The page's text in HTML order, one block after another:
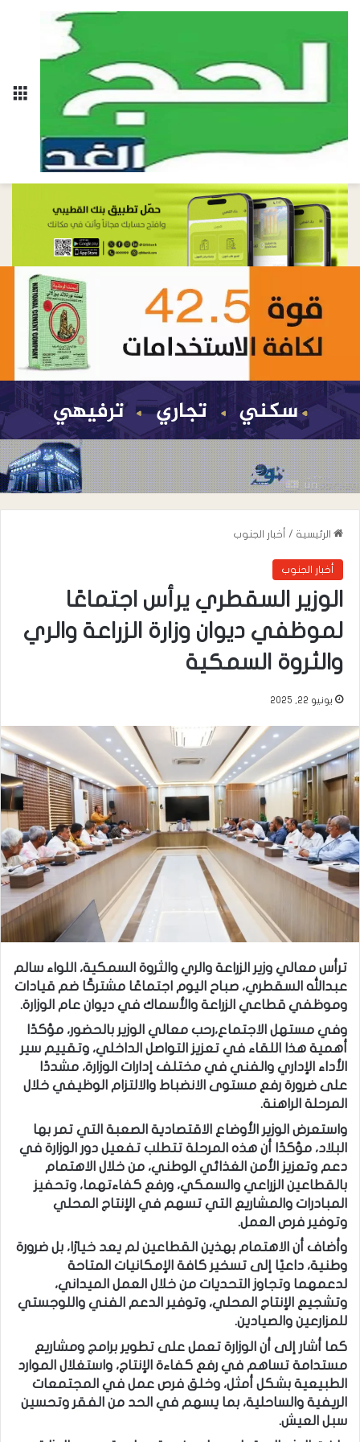
الرئيسية / أخبار الجنوب
أخبار الجنوب
الوزير السقطري يرأس اجتماعًا
لموظفي ديوان وزارة الزراعة والري
والثروة السمكية
يونيو 22, 2025
ترأس معالي وزير الزراعة والري والثروة السمكية، اللواء سالم
عبدالله السقطري، صباح اليوم اجتماعًا مشتركًا ضم قيادات
وموظفي قطاعي الزراعة والأسماك في ديوان عام الوزارة.
وفي مستهل الاجتماع،رحب معالي الوزير بالحضور، مؤكدًا
أهمية هذا اللقاء في تعزيز التواصل الداخلي، وتقييم سير
الأداء الإداري والفني في مختلف إدارات الوزارة، مشددًا
على ضرورة رفع مستوى الانضباط والالتزام الوظيفي خلال
المرحلة الراهنة.
واستعرض الوزير الأوضاع الاقتصادية الصعبة التي تمر بها
البلاد، مؤكدًا أن هذه المرحلة تتطلب تفعيل دور الوزارة في
دعم وتعزيز الأمن الغذائي الوطني، من خلال الاهتمام
بالقطاعين الزراعي والسمكي، ورفع كفاءتهما، وتحفيز
المبادرات والمشاريع التي تسهم في الإنتاج المحلي
وتوفير فرص العمل.
وأضاف أن الاهتمام بهذين القطاعين لم يعد خيارًا، بل ضرورة
وطنية، داعيًا إلى تسخير كافة الإمكانيات المتاحة
لدعمهما وتجاوز التحديات من خلال العمل الميداني،
وتشجيع الإنتاج المحلي، وتوفير الدعم الفني واللوجستي
للمزارعين والصيادين.
كما أشار إلى أن الوزارة تعمل على تطوير برامج ومشاريع
مستدامة تساهم في رفع كفاءة الإنتاج، واستغلال الموارد
الطبيعية بشكل أمثل، وخلق فرص عمل في المجتمعات
الريفية والساحلية، بما يسهم في الحد من الفقر وتحسين
سبل العيش.